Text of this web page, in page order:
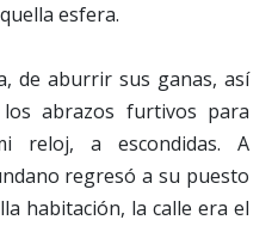
esfera.
de aburrir sus ganas, así
abrazos furtivos para
reloj, a escondidas. A
regresó a su puesto
habitación, la calle era el